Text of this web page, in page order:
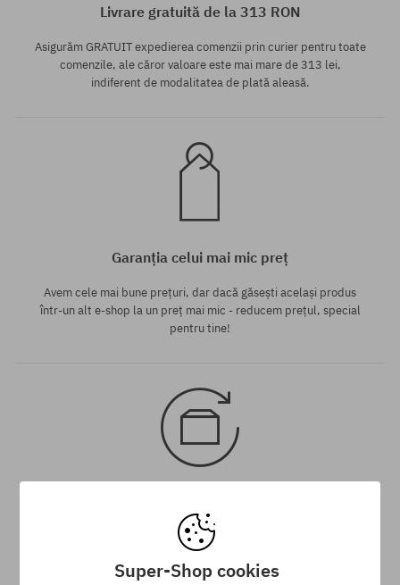
Livrare gratuită de la 313 RON
Asigurăm GRATUIT expedierea comenzii prin curier pentru toate
comenzile, ale căror valoare este mai mare de 313 lei,
indiferent de modalitatea de plată aleasă.
Garanția celui mai mic preț
Avem cele mai bune prețuri, dar dacă găsești același produs
într-un alt e-shop la un preț mai mic - reducem prețul, special
pentru tine!
Pentru returnarea produsului ai la dispoziție 30 zile de la data
primirii.
Super-Shop cookies